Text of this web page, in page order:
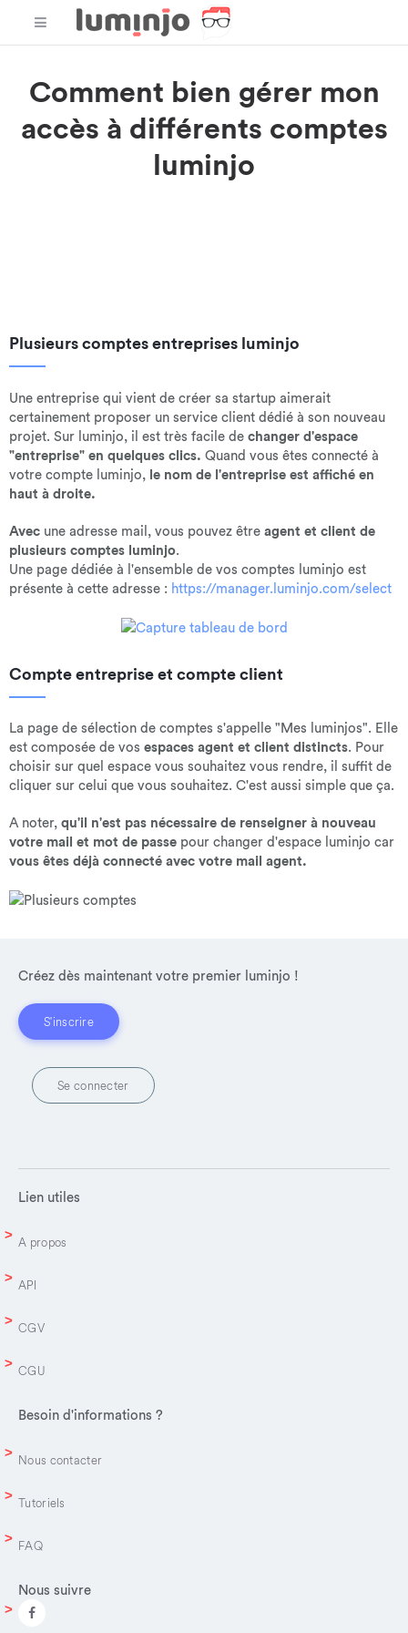
Comment bien gérer mon
accès à différents comptes
luminjo
Plusieurs comptes entreprises luminjo
Une entreprise qui vient de créer sa startup aimerait
certainement proposer un service client dédié à son nouveau
projet. Sur luminjo, il est très facile de changer d'espace
"entreprise" en quelques clics. Quand vous êtes connecté à
votre compte luminjo, le nom de l'entreprise est affiché en
haut à droite.
Avec une adresse mail, vous pouvez être agent et client de
plusieurs comptes luminjo.
Une page dédiée à l'ensemble de vos comptes luminjo est
présente à cette adresse : https://manager.luminjo.com/select
Compte entreprise et compte client
La page de sélection de comptes s'appelle "Mes luminjos". Elle
est composée de vos espaces agent et client distincts. Pour
choisir sur quel espace vous souhaitez vous rendre, il suffit de
cliquer sur celui que vous souhaitez. C'est aussi simple que ça.
A noter, qu'il n'est pas nécessaire de renseigner à nouveau
votre mail et mot de passe pour changer d'espace luminjo car
vous êtes déjà connecté avec votre mail agent.
Créez dès maintenant votre premier luminjo !
S'inscrire
Se connecter
Lien utiles
A propos
API
CGV
CGU
Besoin d'informations ?
Nous contacter
Tutoriels
FAQ
Nous suivre